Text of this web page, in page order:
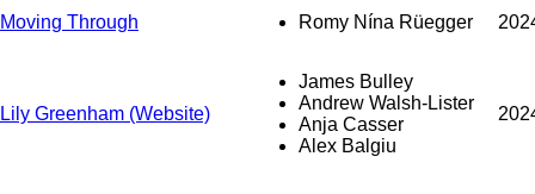
Moving Through Romy Nína Rüegger
Lily Greenham (Website)
James Bulley
Andrew Walsh-Lister
Anja Casser
Alex Balgiu